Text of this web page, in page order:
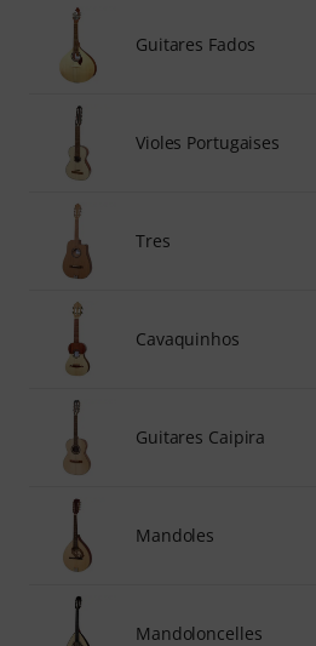
Guitares Fados
Violes Portugaises
Tres
Cavaquinhos
Guitares Caipira
Mandoles
Mandoloncelles